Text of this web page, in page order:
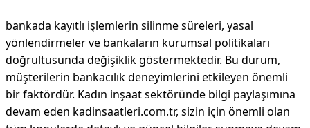
bankada kayıtlı işlemlerin silinme süreleri, yasal
yönlendirmeler ve bankaların kurumsal politikaları
doğrultusunda değişiklik göstermektedir. Bu durum,
müşterilerin bankacılık deneyimlerini etkileyen önemli
bir faktördür. Kadın inşaat sektöründe bilgi paylaşımına
devam eden kadinsaatleri.com.tr, sizin için önemli olan